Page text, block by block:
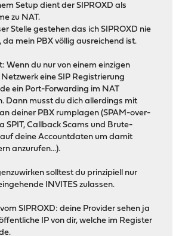
Setup dient der SIPROXD als
zu NAT.
Stelle gestehen das ich SIPROXD nie
mein PBX völlig ausreichend ist.
Wenn du nur von einem einzigen
eine SIP Registrierung
ein Port-Forwarding im NAT
Dann musst du dich allerdings mit
deiner PBX rumplagen (SPAM-over-
SPIT, Callback Scams und Brute-
deine Accountdaten um damit
anzurufen...).
solltest du prinzipiell nur
INVITES zulassen.
SIPROXD: deine Provider sehen ja
IP von dir, welche im Register